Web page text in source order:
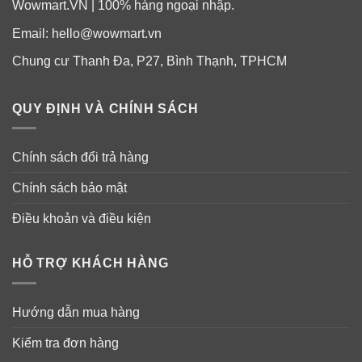
Táo bón.
Hen xuyễn.
Thành phần viên uống Magie hỗ trợ cơ,
Magnesium Glycinate 665mg
Wowmart.VN | 100% hàng ngoại nhập.
Email: hello@wowmart.vn
Chung cư Thanh Đa, P27, Bình Thạnh, TPHCM
QUY ĐỊNH VÀ CHÍNH SÁCH
Chính sách đổi trả hàng
Chính sách bảo mật
Điều khoản và điều kiện
HỖ TRỢ KHÁCH HÀNG
Hướng dẫn mua hàng
Kiểm tra đơn hàng